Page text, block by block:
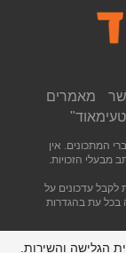
מאמרים
המתכונים. אין
מבעלי הזכויות.
עדכונים על
בכל עת בהגדרות
הגלישה והשירות.